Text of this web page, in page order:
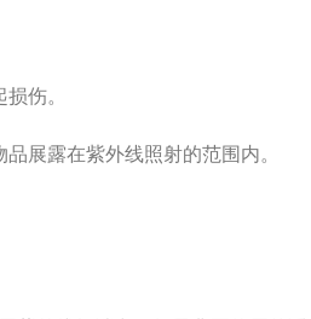
。
品展露在紫外线照射的范围内。